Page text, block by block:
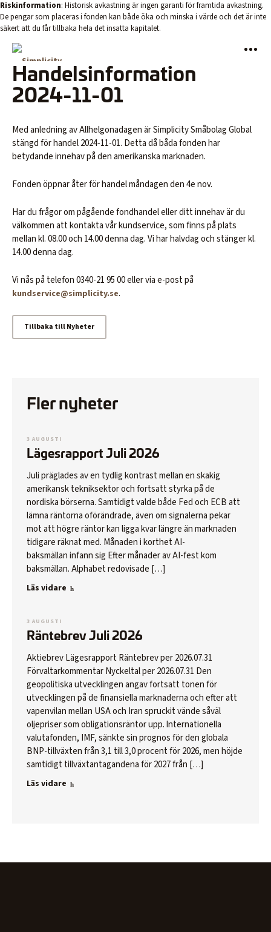
Riskinformation: Historisk avkastning är ingen garanti för framtida avkastning.
De pengar som placeras i fonden kan både öka och minska i värde och det är inte
säkert att du får tillbaka hela det insatta kapitalet.
Svenska
English
Fondförvaltning
Stiftelsetjänst
Våra Aktiefonder
Norden
Sverige
Småbolag Sverige
Global Tema
Fastigheter
Global Corporate Bond
Maturity 2029
Våra blandfonder
Palma
Hållbarhet
Senaste NAV
Mina sidor
Köp I Byt I Sälj
Öppna fonddepå eller ISK
Aktuellt
Allt aktuellt
Lägesrapporter I Aktiebrev I Räntebrev
Prenumerera
Rapporter
Om Simplicity
Om oss
2024-10-31
Handelsinformation
2024-11-01
Med anledning av Allhelgonadagen är Simplicity Småbolag Global
stängd för handel 2024-11-01. Detta då båda fonden har
betydande innehav på den amerikanska marknaden.
Fonden öppnar åter för handel måndagen den 4e nov.
Har du frågor om pågående fondhandel eller ditt innehav är du
välkommen att kontakta vår kundservice, som finns på plats
mellan kl. 08.00 och 14.00 denna dag. Vi har halvdag och stänger kl.
14.00 denna dag.
Vi nås på telefon 0340-21 95 00 eller via e-post på
kundservice@simplicity.se.
Tillbaka till Nyheter
Fler nyheter
3 AUGUSTI
Lägesrapport Juli 2026
Juli präglades av en tydlig kontrast mellan en skakig
amerikansk tekniksektor och fortsatt styrka på de
nordiska börserna. Samtidigt valde både Fed och ECB att
lämna räntorna oförändrade, även om signalerna pekar
mot att högre räntor kan ligga kvar längre än marknaden
tidigare räknat med. Månaden i korthet AI-
baksmällan infann sig Efter månader av AI-fest kom
baksmällan. Alphabet redovisade […]
Läs vidare
3 AUGUSTI
Räntebrev Juli 2026
Aktiebrev Lägesrapport Räntebrev per 2026.07.31
Förvaltarkommentar Nyckeltal per 2026.07.31 Den
geopolitiska utvecklingen angav fortsatt tonen för
utvecklingen på de finansiella marknaderna och efter att
vapenvilan mellan USA och Iran spruckit vände såväl
oljepriser som obligationsräntor upp. Internationella
valutafonden, IMF, sänkte sin prognos för den globala
BNP-tillväxten från 3,1 till 3,0 procent för 2026, men höjde
samtidigt tillväxtantagandena för 2027 från […]
Läs vidare